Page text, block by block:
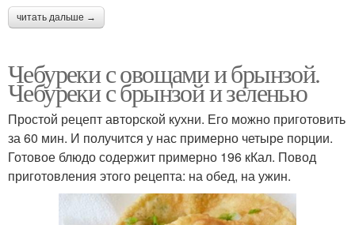
читать дальше →
Чебуреки с овощами и брынзой.
Чебуреки с брынзой и зеленью
Простой рецепт авторской кухни. Его можно приготовить
за 60 мин. И получится у нас примерно четыре порции.
Готовое блюдо содержит примерно 196 кКал. Повод
приготовления этого рецепта: на обед, на ужин.